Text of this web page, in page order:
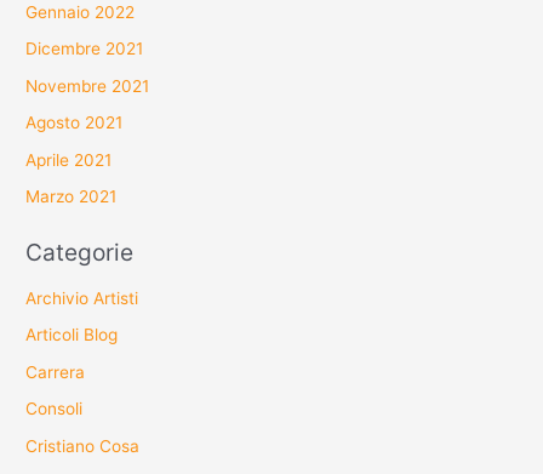
Gennaio 2022
Dicembre 2021
Novembre 2021
Agosto 2021
Aprile 2021
Marzo 2021
Categorie
Archivio Artisti
Articoli Blog
Carrera
Consoli
Cristiano Cosa